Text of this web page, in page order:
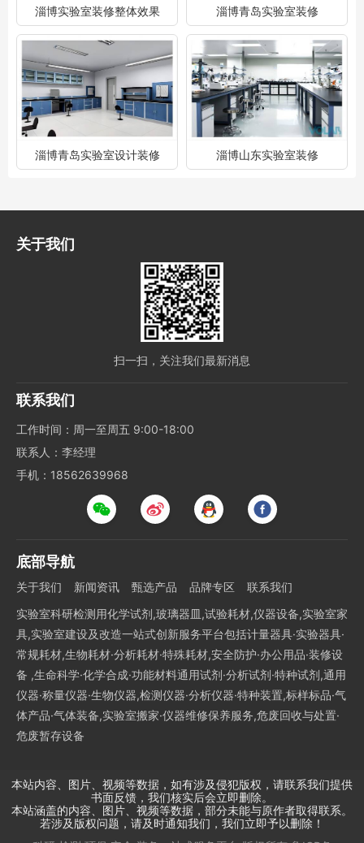
淄博实验室装修整体效果 淄博青岛实验室装修
淄博青岛实验室设计装修 淄博山东实验室装修
关于我们
扫一扫，关注我们最新消息
联系我们
工作时间：周一至周五 9:00-18:00
联系人：李经理
手机：18562639968
底部导航
关于我们 新闻资讯 甄选产品 品牌专区
联系我们
实验室科研检测用化学试剂,玻璃器皿,试验耗材,仪器设备,实验室家
具,实验室建设及改造一站式创新服务平台包括计量器具·实验器具·
常规耗材,生物耗材·分析耗材·特殊耗材,安全防护·办公用品·装修设
备 ,生命科学·化学合成·功能材料通用试剂·分析试剂·特种试剂,通用
仪器·称量仪器·生物仪器,检测仪器·分析仪器·特种装置,标样标品·气
体产品·气体装备,实验室搬家·仪器维修保养服务,危废回收与处置·
危废暂存设备
本站内容、图片、视频等数据，如有涉及侵犯版权，请联系我们提供
书面反馈，我们核实后会立即删除。
本站涵盖的内容、图片、视频等数据，部分未能与原作者取得联系。
若涉及版权问题，请及时通知我们，我们立即予以删除！